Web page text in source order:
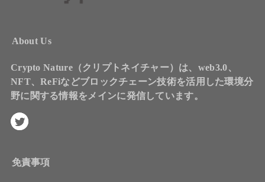
About Us
Crypto Nature（クリプトネイチャー）は、web3.0、
NFT、ReFiなどブロックチェーン技術を活用した環境分
野に関する情報をメインに発信しています。
免責事項